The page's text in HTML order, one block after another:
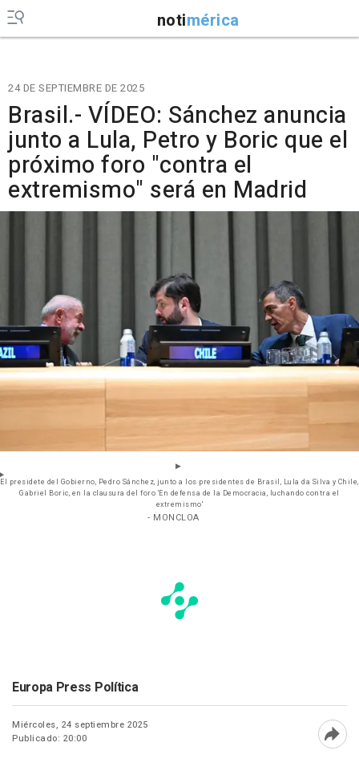
notimérica
24 DE SEPTIEMBRE DE 2025
Brasil.- VÍDEO: Sánchez anuncia
junto a Lula, Petro y Boric que el
próximo foro "contra el
extremismo" será en Madrid
El presidete del Gobierno, Pedro Sánchez, junto a los presidentes de Brasil, Lula da Silva y Chile,
Gabriel Boric, en la clausura del foro 'En defensa de la Democracia, luchando contra el
extremismo'
- MONCLOA
Europa Press Política
Miércoles, 24 septiembre 2025
Publicado: 20:00